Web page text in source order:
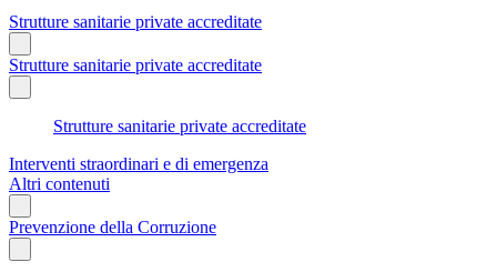
Strutture sanitarie private accreditate
Strutture sanitarie private accreditate
Strutture sanitarie private accreditate
Interventi straordinari e di emergenza
Altri contenuti
Prevenzione della Corruzione